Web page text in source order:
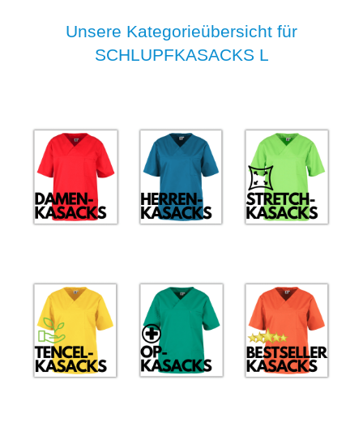
Unsere Kategorieübersicht für
SCHLUPFKASACKS L